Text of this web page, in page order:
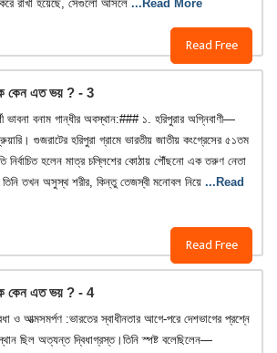
Read Free
রাখা হয়েছে, সেগুলো আসলে ...Read More
কেন এত ভয় ? - 3
Read Free
ভাবনা বনাম গান্ধীর অবস্থান:### ১. হরিপুরার অগ্নিবাণী—
গুজরাটের হরিপুরা গ্রামে ভারতীয় জাতীয় কংগ্রেসের ৫১তম
নির্বাচিত হলেন মাত্র চল্লিশের কোঠায় পৌঁছনো এক তরুণ নেতা
তখন অসুস্থ শরীর, কিন্তু তেজস্বী মনোবল নিয়ে ...Read
কেন এত ভয় ? - 4
ও আত্মসমর্পণ :ভারতের স্বাধীনতার আগে-পরে দেশভাগের প্রশ্নে
ছিল অত্যন্ত দ্বিধাগ্রস্ত।তিনি স্পষ্ট বলেছিলেন—